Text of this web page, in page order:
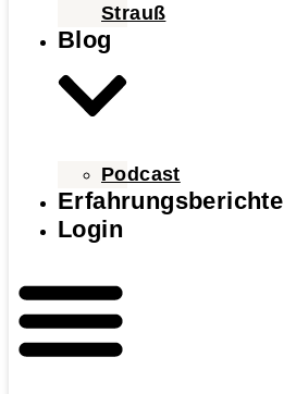
Strauß
Blog
Podcast
Erfahrungsberichte
Login